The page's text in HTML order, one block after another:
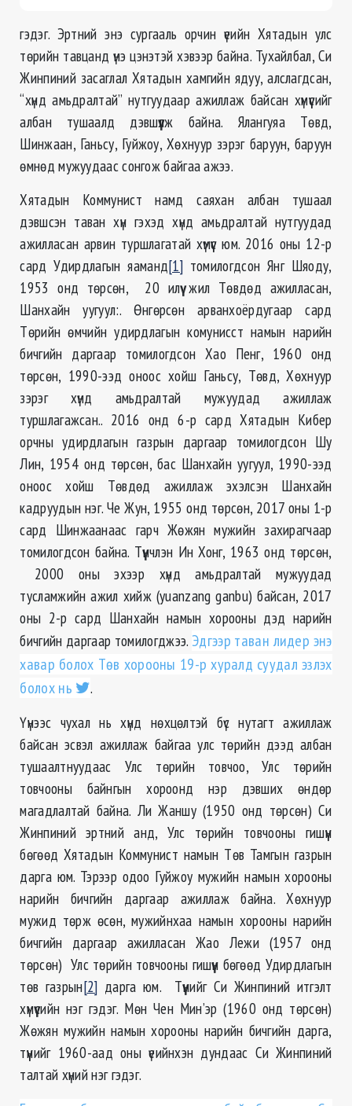
гэдэг. Эртний энэ сургааль орчин үеийн Хятадын улс
төрийн тавцанд үнэ цэнэтэй хэвээр байна. Тухайлбал, Си
Жинпиний засаглал Хятадын хамгийн ядуу, алслагдсан,
“хүнд амьдралтай” нутгуудаар ажиллаж байсан хүмүүсийг
албан тушаалд дэвшүүлж байна. Ялангуяа Төвд,
Шинжаан, Ганьсу, Гуйжоу, Хөхнуур зэрэг баруун, баруун
өмнөд мужуудаас сонгож байгаа ажээ.
Хятадын Коммунист намд саяхан албан тушаал
дэвшсэн таван хүн гэхэд хүнд амьдралтай нутгуудад
ажилласан арвин туршлагатай хүмүүс юм. 2016 оны 12-р
сард Удирдлагын яаманд[1] томилогдсон Янг Шяоду,
1953 онд төрсөн, 20 илүү жил Төвдөд ажилласан,
Шанхайн уугуул:. Өнгөрсөн арванхоёрдугаар сард
Төрийн өмчийн удирдлагын комунисст намын нарийн
бичгийн даргаар томилогдсон Хао Пенг, 1960 онд
төрсөн, 1990-ээд оноос хойш Ганьсу, Төвд, Хөхнуур
зэрэг хүнд амьдралтай мужуудад ажиллаж
туршлагажсан.. 2016 онд 6-р сард Хятадын Кибер
орчны удирдлагын газрын даргаар томилогдсон Шу
Лин, 1954 онд төрсөн, бас Шанхайн уугуул, 1990-ээд
оноос хойш Төвдөд ажиллаж эхэлсэн Шанхайн
кадруудын нэг. Че Жун, 1955 онд төрсөн, 2017 оны 1-р
сард Шинжаанаас гарч Жөжян мужийн захирагчаар
томилогдсон байна. Түүнчлэн Ин Хонг, 1963 онд төрсөн,
2000 оны эхээр хүнд амьдралтай мужуудад
тусламжийн ажил хийж (yuanzang ganbu) байсан, 2017
оны 2-р сард Шанхайн намын хорооны дэд нарийн
бичгийн даргаар томилогджээ. Эдгээр таван лидер энэ
хавар болох Төв хорооны 19-р хуралд суудал эзлэх
болох нь
.
Үүнээс чухал нь хүнд нөхцөлтэй бүс нутагт ажиллаж
байсан эсвэл ажиллаж байгаа улс төрийн дээд албан
тушаалтнуудаас Улс төрийн товчоо, Улс төрийн
товчооны байнгын хороонд нэр дэвших өндөр
магадлалтай байна. Ли Жаншу (1950 онд төрсөн) Си
Жинпиний эртний анд, Улс төрийн товчооны гишүүн
бөгөөд Хятадын Коммунист намын Төв Тамгын газрын
дарга юм. Тэрээр одоо Гуйжоу мужийн намын хорооны
нарийн бичгийн даргаар ажиллаж байна. Хөхнуур
мужид төрж өсөн, мужийнхаа намын хорооны нарийн
бичгийн даргаар ажилласан Жао Лежи (1957 онд
төрсөн) Улс төрийн товчооны гишүүн бөгөөд Удирдлагын
төв газрын[2] дарга юм. Түүнийг Си Жинпиний итгэлт
хүмүүсийн нэг гэдэг. Мөн Чен Мин’эр (1960 онд төрсөн)
Жөжян мужийн намын хорооны нарийн бичгийн дарга,
түүнийг 1960-аад оны үеийнхэн дундаас Си Жинпиний
талтай хүний нэг гэдэг.